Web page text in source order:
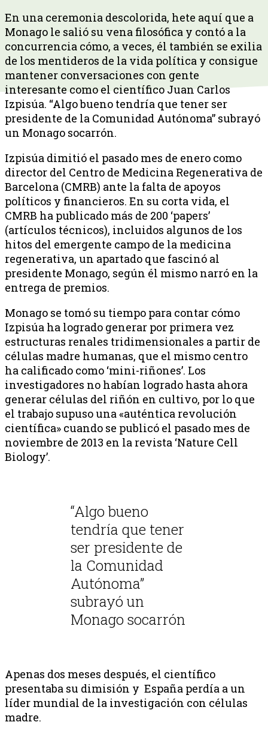
En una ceremonia descolorida, hete aquí que a
Monago le salió su vena filosófica y contó a la
concurrencia cómo, a veces, él también se exilia
de los mentideros de la vida política y consigue
mantener conversaciones con gente
interesante como el científico Juan Carlos
Izpisúa. “Algo bueno tendría que tener ser
presidente de la Comunidad Autónoma” subrayó
un Monago socarrón.
Izpisúa dimitió el pasado mes de enero como
director del Centro de Medicina Regenerativa de
Barcelona (CMRB) ante la falta de apoyos
políticos y financieros. En su corta vida, el
CMRB ha publicado más de 200 ‘papers’
(artículos técnicos), incluidos algunos de los
hitos del emergente campo de la medicina
regenerativa, un apartado que fascinó al
presidente Monago, según él mismo narró en la
entrega de premios.
Monago se tomó su tiempo para contar cómo
Izpisúa ha logrado generar por primera vez
estructuras renales tridimensionales a partir de
células madre humanas, que el mismo centro
ha calificado como ‘mini-riñones’. Los
investigadores no habían logrado hasta ahora
generar células del riñón en cultivo, por lo que
el trabajo supuso una «auténtica revolución
científica» cuando se publicó el pasado mes de
noviembre de 2013 en la revista ‘Nature Cell
Biology’.
“Algo bueno
tendría que tener
ser presidente de
la Comunidad
Autónoma”
subrayó un
Monago socarrón
Apenas dos meses después, el científico
presentaba su dimisión y España perdía a un
líder mundial de la investigación con células
madre.